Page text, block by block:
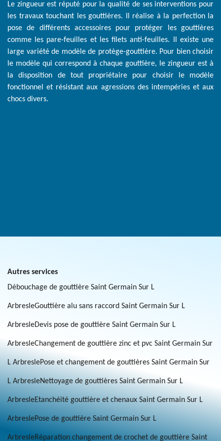
Le zingueur est réputé pour la qualité de ses interventions pour
les travaux touchant les gouttières. Il réalise à la perfection la
pose de différents accessoires pour protéger les gouttières
comme les pare-feuilles et les filets anti-feuilles. Il existe une
large variété de modèle de protège-gouttière. Pour bien choisir
le modèle qui correspond à chaque gouttière, le zingueur est à
la disposition de tout propriétaire pour choisir le modèle
fonctionnel et résistant aux agressions des intempéries et aux
chocs divers.
Autres services
Débouchage de gouttière Saint Germain Sur L
ArbresleGouttière alu sans raccord Saint Germain Sur L
ArbresleDevis pose de gouttière Saint Germain Sur L
ArbresleChangement de gouttière zinc et pvc Saint Germain Sur
L ArbreslePose et changement de gouttières Saint Germain Sur
L ArbresleNettoyage de gouttières Saint Germain Sur L
ArbresleEtanchéité gouttière et chenaux Saint Germain Sur L
ArbreslePose de gouttière Saint Germain Sur L
ArbresleRéparation changement de crochet de gouttière Saint